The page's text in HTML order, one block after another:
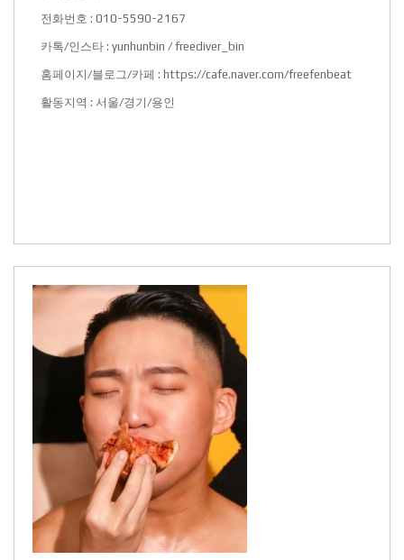
전화번호 : 010-5590-2167
카톡/인스타 : yunhunbin / freediver_bin
홈페이지/블로그/카페 : https://cafe.naver.com/freefenbeat
활동지역 : 서울/경기/용인